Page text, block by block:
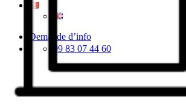
Demande d’info
09 83 07 44 60